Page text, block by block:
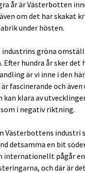
år är Västerbotten
om det har skakat
under hösten.
industrins gröna
Efter hundra år sker det
är vi inne i den
fascinerande och
kan klara av
i negativ riktning.
Västerbottens industri
detsamma en bit
internationellt pågår
och där är